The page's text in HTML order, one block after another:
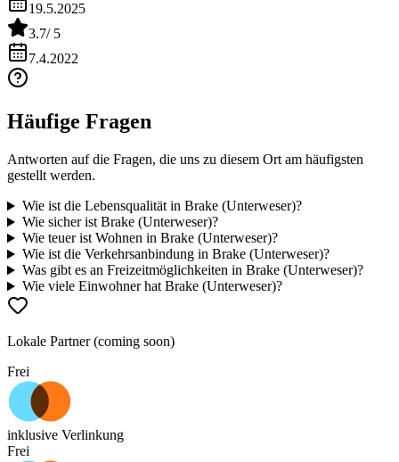
19.5.2025
3.7/ 5
7.4.2022
Häufige Fragen
Antworten auf die Fragen, die uns zu diesem Ort am häufigsten
gestellt werden.
Wie ist die Lebensqualität in Brake (Unterweser)?
Wie sicher ist Brake (Unterweser)?
Wie teuer ist Wohnen in Brake (Unterweser)?
Wie ist die Verkehrsanbindung in Brake (Unterweser)?
Was gibt es an Freizeitmöglichkeiten in Brake (Unterweser)?
Wie viele Einwohner hat Brake (Unterweser)?
Lokale Partner (coming soon)
Frei
inklusive Verlinkung
Frei